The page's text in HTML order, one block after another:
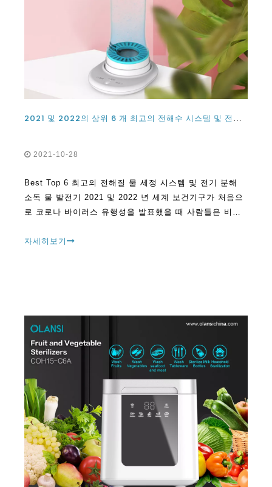
2021 및 2022의 상위 6 개 최고의 전해수 시스템 및 전기 분해 소독 수 생성기 기계
2021-10-28
Best Top 6 최고의 전해질 물 세정 시스템 및 전기 분해
소독 물 발전기 2021 및 2022 년 세계 보건기구가 처음으
로 코로나 바이러스 유행성을 발표했을 때 사람들은 비누
습니다.
자세히보기